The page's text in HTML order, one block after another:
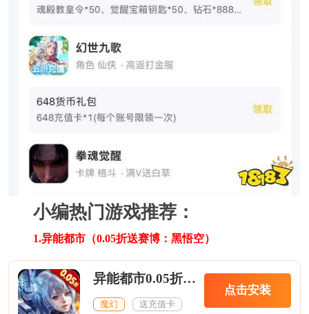
小编热门游戏推荐：
1.异能都市（0.05折送赛博：黑悟空）
异能都市0.05折送黑悟空
魔幻 送充值卡
点击安装